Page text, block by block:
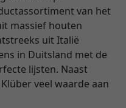
van het
massief houten
uit Italië
in Duitsland met de
lijsten. Naast
veel waarde aan